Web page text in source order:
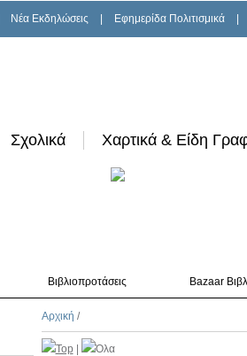
Νέα Εκδηλώσεις Εφημερίδα Πολιτισμικά
Σχολικά Χαρτικά & Είδη
Βιβλιοπροτάσεις Bazaar
Αρχική /
Top Όλα